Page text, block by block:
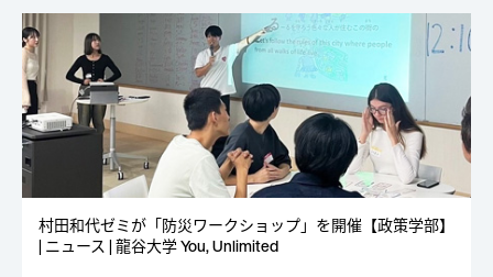
村田和代ゼミが「防災ワークショップ」を開催【政策学部】
| ニュース | 龍谷大学 You, Unlimited